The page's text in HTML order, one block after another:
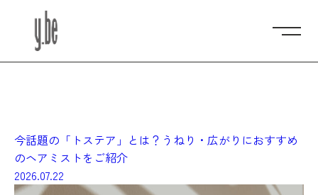
メニュ
Follow me
ご予約はこちら
今話題の「トステア」とは？うねり・広がりにおすすめ
のヘアミストをご紹介
2026.07.22